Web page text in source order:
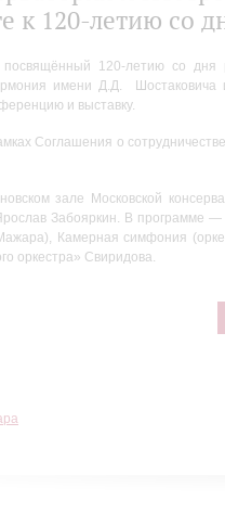
к 120-летию со
120‑летию со дня
имени Д.Д. Шостаковича
и выставку.
Соглашения о
зале Московской
Забояркин. В программе —
Камерная симфония
оркестра» Свиридова.